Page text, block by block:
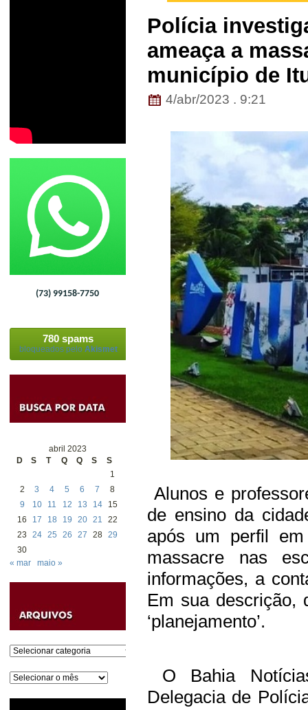
(73) 99158-7750
780 spams
bloqueados pelo Akismet
abril 2023
D
S T Q Q S
S
1
2
3 4 5 6 7
8
9
10 11 12 13 14
15
16
17 18 19 20 21
22
23
24 25 26 27 28 29
30
« mar
maio »
Categorias
Arquivos
Polícia
ameaça a
município de
4/abr/2023 . 9:21
Alunos e
de ensino da
após um perfil
massacre nas
informações, a
Em sua descrição,
‘planejamento’.
O Bahia
Delegacia de